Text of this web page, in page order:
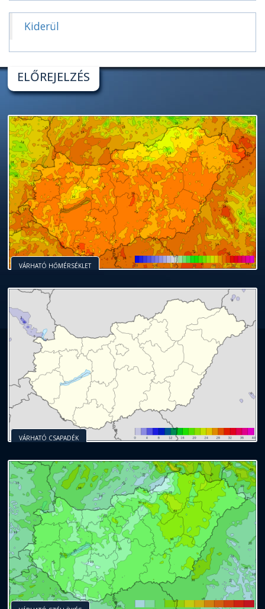
Kiderül
ELŐREJELZÉS
VÁRHATÓ HŐMÉRSÉKLET
VÁRHATÓ CSAPADÉK